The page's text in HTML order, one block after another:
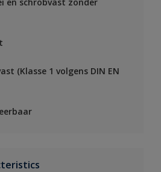
(Klasse 1 volgens DIN EN